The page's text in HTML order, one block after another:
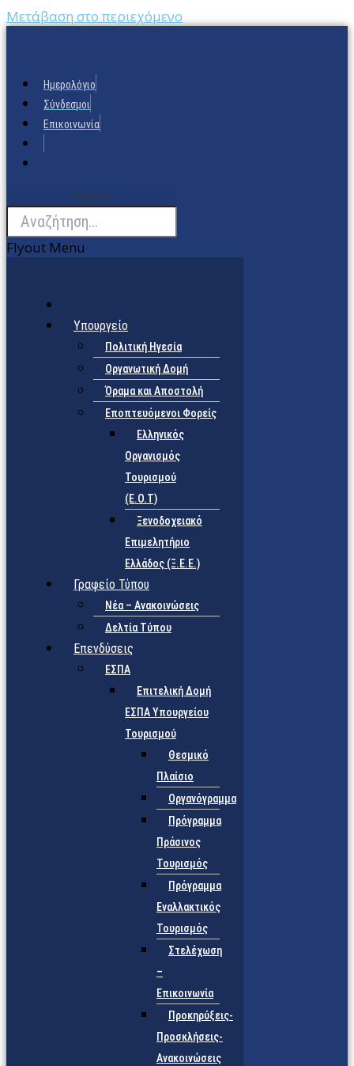
Μετάβαση στο περιεχόμενο
Ημερολόγιο
Σύνδεσμοι
Επικοινωνία
Search
Flyout Menu
Υπουργείο
Πολιτική Ηγεσία
Οργανωτική Δομή
Όραμα και Αποστολή
Εποπτευόμενοι Φορείς
Eλληνικός
Οργανισμός
Τουρισμού
(Ε.Ο.Τ)
Ξενοδοχειακό
Επιμελητήριο
Ελλάδος (Ξ.Ε.Ε.)
Γραφείο Τύπου
Νέα – Ανακοινώσεις
Δελτία Τύπου
Επενδύσεις
ΕΣΠΑ
Επιτελική Δομή
ΕΣΠΑ Υπουργείου
Τουρισμού
Θεσμικό
Πλαίσιο
Οργανόγραμμα
Πρόγραμμα
Πράσινος
Τουρισμός
Πρόγραμμα
Εναλλακτικός
Τουρισμός
Στελέχωση
–
Επικοινωνία
Προκηρύξεις-
Προσκλήσεις-
Ανακοινώσεις